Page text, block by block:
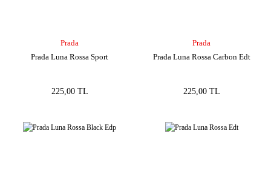
Prada
Prada Luna Rossa Sport
225,00 TL
Prada
Prada Luna Rossa Carbon Edt
225,00 TL